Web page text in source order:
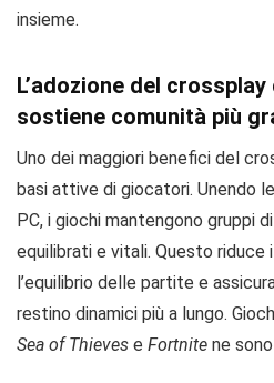
insieme.
L’adozione del
sostiene comunità più
Uno dei maggiori benefici del
basi attive di giocatori. Unendo
PC, i giochi mantengono gruppi
equilibrati e vitali. Questo riduce
l’equilibrio delle partite e
restino dinamici più a lungo.
Sea of Thieves e Fortnite ne